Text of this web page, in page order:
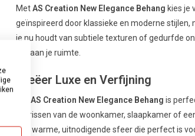
MetAS Creation New Elegance Behang kies je
geïnspireerd door klassieke en moderne
je nu houdt van subtiele texturen of gedurfde
toe aan je ruimte.
Creëer Luxe en Verfijning
HetAS Creation New Elegance Behang is
opfrissen van de woonkamer, slaapkamer of
een warme, uitnodigende sfeer die perfect is